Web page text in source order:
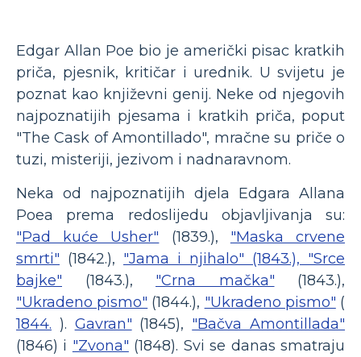
Edgar Allan Poe bio je američki pisac kratkih
priča, pjesnik, kritičar i urednik. U svijetu je
poznat kao književni genij. Neke od njegovih
najpoznatijih pjesama i kratkih priča, poput
"The Cask of Amontillado", mračne su priče o
tuzi, misteriji, jezivom i nadnaravnom.
Neka od najpoznatijih djela Edgara Allana
Poea prema redoslijedu objavljivanja su:
"Pad kuće Usher" (1839.), "Maska crvene
smrti" (1842.), "Jama i njihalo" (1843.), "Srce
bajke" (1843.), "Crna mačka" (1843.),
"Ukradeno pismo" (1844.), "Ukradeno pismo" (
1844. ). Gavran" (1845), "Bačva Amontillada"
(1846) i "Zvona" (1848). Svi se danas smatraju